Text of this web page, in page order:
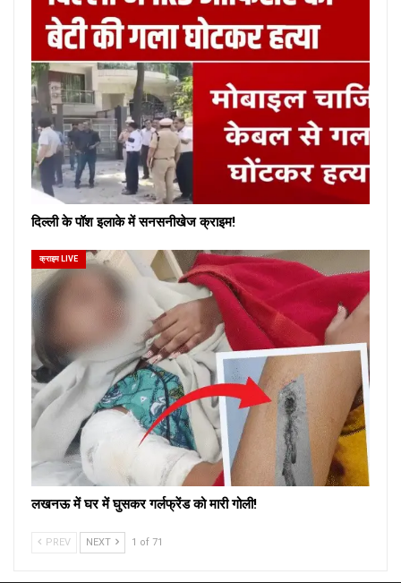
दिल्ली के पॉश इलाके में सनसनीखेज क्राइम!
क्राइम LIVE
लखनऊ में घर में घुसकर गर्लफ्रेंड को मारी गोली!
PREV NEXT 1 of 71